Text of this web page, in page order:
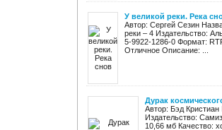
У великой реки. Река
Автор: Сергей Сезин
реки – 4 Издательство:
5-9922-1286-0 Формат:
Отличное Описание: ...
Дурак
Автор: Бэд
Издательство:
10,66 мб Качество: